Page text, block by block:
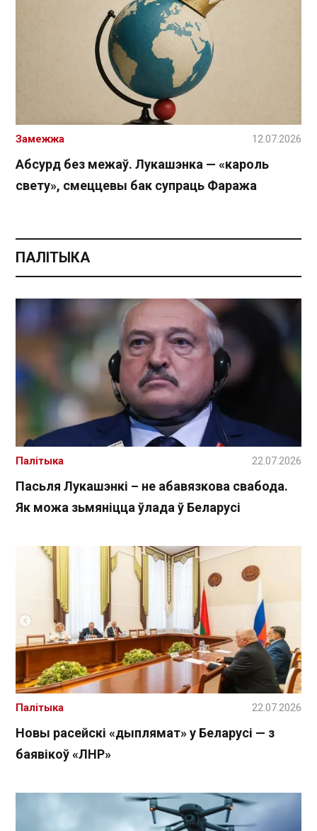
Абсурд без межаў. Лукашэнка — «кароль
свету», смеццевы бак супраць Фаража
Замежжа 12.07.2026
ПАЛІТЫКА
Пасьля Лукашэнкі – не абавязкова свабода.
Як можа зьмяніцца ўлада ў Беларусі
Палітыка 22.07.2026
Новы расейскі «дыплямат» у Беларусі — з
баявікоў «ЛНР»
Палітыка 22.07.2026